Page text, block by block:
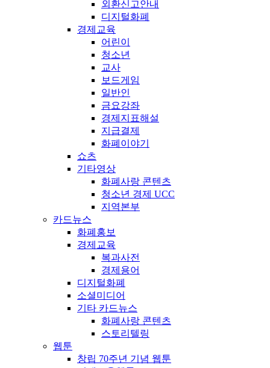
외환신고안내
디지털화폐
경제교육
어린이
청소년
교사
보드게임
일반인
금요강좌
경제지표해설
지급결제
화폐이야기
쇼츠
기타영상
화폐사랑 콘텐츠
청소년 경제 UCC
지역본부
카드뉴스
화폐홍보
경제교육
복과사전
경제용어
디지털화폐
소셜미디어
기타 카드뉴스
화폐사랑 콘텐츠
스토리텔링
웹툰
창립 70주년 기념 웹툰